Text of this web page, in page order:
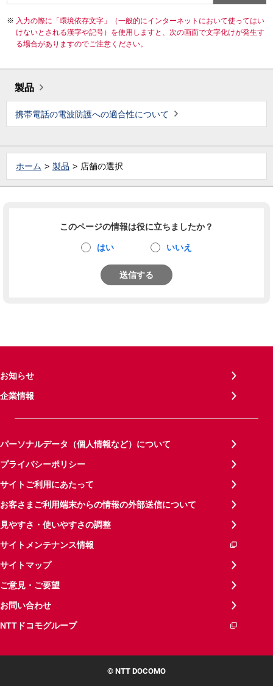
入力の際に「環境依存文字」（一般的にインターネットにおいて使ってはい
けないとされる漢字や記号）を使用しますと、次の画面で文字化けが発生す
る場合がありますのでご注意ください。
製品
携帯電話の電波防護への適合性について
ホーム 製品 店舗の選択
このページの情報は役に立ちましたか？
はい いいえ
送信する
お知らせ
企業情報
パーソナルデータ（個人情報など）について
プライバシーポリシー
サイトご利用にあたって
お客さまご利用端末からの情報の外部送信について
見やすさ・使いやすさの調整
サイトメンテナンス情報
サイトマップ
ご意見・ご要望
お問い合わせ
NTTドコモグループ
© NTT DOCOMO